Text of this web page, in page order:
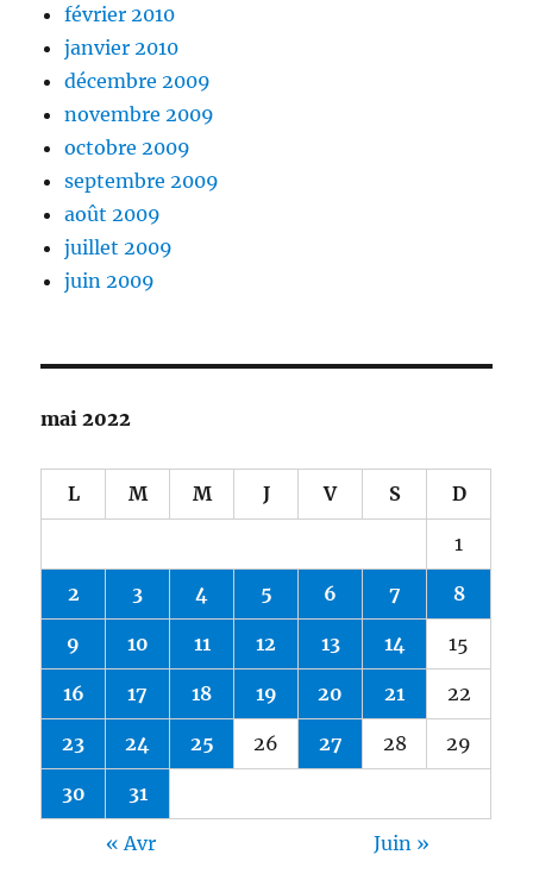
février 2010
janvier 2010
décembre 2009
novembre 2009
octobre 2009
septembre 2009
août 2009
juillet 2009
juin 2009
mai 2022
L M M J V S D
1
2 3 4 5 6 7 8
9 10 11 12 13 14 15
16 17 18 19 20 21 22
23 24 25 26 27 28 29
30 31
« Avr Juin »